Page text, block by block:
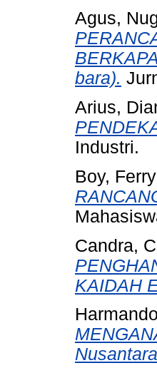
Agus,
bara).
Arius,
Industri.
Boy,
Candra,
KAIDAH